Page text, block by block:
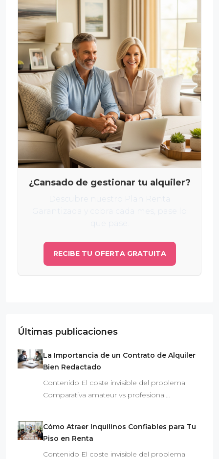
¿Cansado de gestionar tu alquiler?
RECIBE TU OFERTA GRATUITA
Últimas publicaciones
La Importancia de un Contrato de Alquiler
Bien Redactado
Contenido El coste invisible del problema
Comparativa amateur vs profesional…
Cómo Atraer Inquilinos Confiables para Tu
Piso en Renta
Contenido El coste invisible del problema